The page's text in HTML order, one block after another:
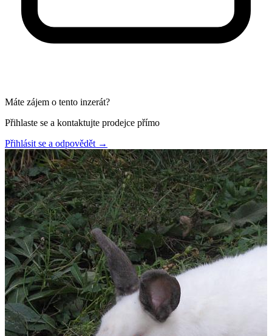
Máte zájem o tento inzerát?
Přihlaste se a kontaktujte prodejce přímo
Přihlásit se a odpovědět →